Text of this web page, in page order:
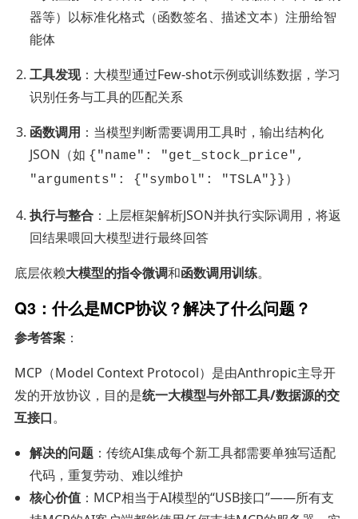
器等）以标准化格式（函数签名、描述文本）注册给智
能体
工具发现：大模型通过Few-shot示例或训练数据，学习
识别任务与工具的匹配关系
函数调用 ：当模型判断需要调用工具时，输出结构化
JSON（如 {"name": "get_stock_price",
"arguments": {"symbol": "TSLA"}} ）
执行与整合 ：上层框架解析JSON并执行实际调用，将返
回结果喂回大模型进行最终回答
底层依赖大模型的指令微调和函数调用训练。
Q3：什么是MCP协议？解决了什么问题？
参考答案：
MCP（Model Context Protocol）是由Anthropic主导开
发的开放协议，目的是统一大模型与外部工具/数据源的交
互接口。
解决的问题 ：传统AI集成每个新工具都需要单独写适配
代码，重复劳动、难以维护
核心价值 ：MCP相当于AI模型的“USB接口”——所有支